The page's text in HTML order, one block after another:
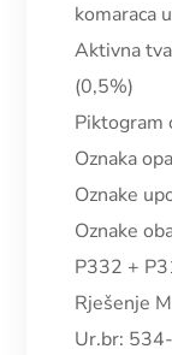
komaraca
Aktivna
(0,5%)
Piktogram
Oznaka
Oznake
Oznake
P332 +
Rješenje
Ur.br: